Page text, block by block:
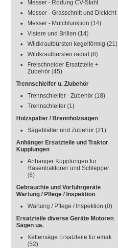
Messer - Rodung CV-Stahl
Messer - Grasschnitt und Dickicht
Messer - Mulchfunktion (14)
Visiere und Brillen (14)
Wildkrautbürsten kegelförmig (21)
Wildkrautbürsten radial (8)
Freischneider Ersatzteile +
Zubehör (45)
Trennschleifer u. Z/ubehör
Trennschleifer - Zubehör (18)
Trennschleifer (1)
Holzspalter / Brennholzsägen
Sägeblätter und Zubehör (21)
Anhänger Ersatzteile und Traktor
Kupplungen
Anhänger Kupplungen für
Rasentraktoren und Schlepper
(6)
Gebrauchte und Vorführgeräte
Wartung / Pflege / Inspektion
Wartung / Pflege / Inspektion (0)
Ersatzteile diverse Geräte Motoren
Sägen ua.
Kettensäge Ersatzteile für emak
(52)